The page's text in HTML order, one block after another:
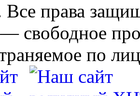
права
— свободное
по